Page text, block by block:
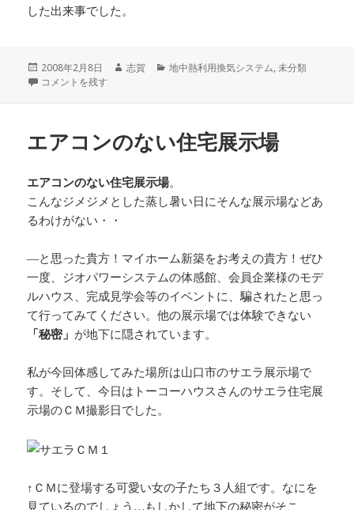
した出来事でした。
投
稿
2008年2月8日
作
志賀
カ
地中熱利用換気システム,未分類
発表会 に
コメントを残す
エアコンのない住宅展示場
エアコンのない住宅展示場。
こんなジメジメとした蒸し暑い日にそんな展示場などあ
るわけがない・・
―と思った貴方！マイホーム新築をお考えの貴方！ぜひ
一度、ジオパワーシステムの体感館、会員企業様のモデ
ルハウス、完成見学会等のイベントに、騙されたと思っ
て行ってみてください。他の展示場では体験できない
「秘密」 が地下に隠されています。
私が今回体感してみた場所は山口市のサエラ展示場で
す。そして、今日はトーコーハウスさんのサエラ住宅展
示場のＣＭ撮影日でした。
↑ＣＭに登場する可愛い女の子たち３人組です。なにを
見ているのでしょう…もしかして地下の秘密がそこ